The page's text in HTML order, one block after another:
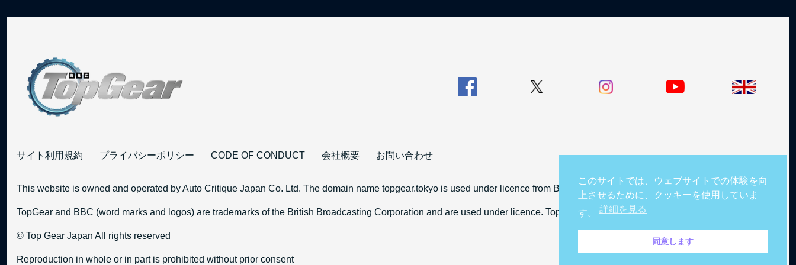
サイト利用規約 プライバシーポリシー CODE OF CONDUCT 会社概要 お問い合わせ
This website is owned and operated by Auto Critique Japan Co. Ltd. The domain name topgear.tokyo is used under licence from BBC Studios Distribution Limited.
TopGear and BBC (word marks and logos) are trademarks of the British Broadcasting Corporation and are used under licence. TopGear and BBC logos © BBC.
© Top Gear Japan All rights reserved
Reproduction in whole or in part is prohibited without prior consent
このサイトでは、ウェブサイトでの体験を向
上させるために、クッキーを使用していま
す。 詳細を見る
同意します